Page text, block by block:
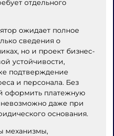
отдельного
ожидает полное
сведения о
но и проект бизнес-
устойчивости,
подтверждение
и персонала. Без
оформить платежную
даже при
основания.
механизмы,